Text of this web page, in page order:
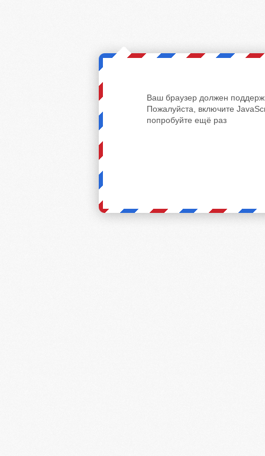
Ваш браузер должен
Пожалуйста, включите
попробуйте ещё раз